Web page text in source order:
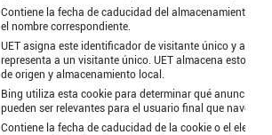
Contiene la fecha de caducidad del almacenamiento
el nombre correspondiente.
UET asigna este identificador de visitante único y
representa a un visitante único. UET almacena estos
de origen y almacenamiento local.
Bing utiliza esta cookie para determinar qué anuncios
pueden ser relevantes para el usuario final que navega
Contiene la fecha de caducidad de la cookie o el